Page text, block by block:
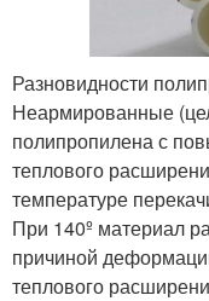
Разновидности
Неармированные
полипропилена с
теплового
температуре
При 140º материал
причиной
теплового